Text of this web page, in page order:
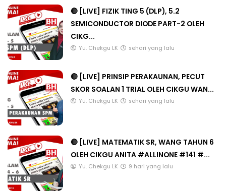
🔴 [LIVE] FIZIK TING 5 (DLP), 5.2
SEMICONDUCTOR DIODE PART-2 OLEH
CIKG...
Yu. Chekgu LK sehari yang lalu
🔴 [LIVE] PRINSIP PERAKAUNAN, PECUT
SKOR SOALAN 1 TRIAL OLEH CIKGU WAN...
Yu. Chekgu LK sehari yang lalu
🔴 [LIVE] MATEMATIK SR, WANG TAHUN 6
OLEH CIKGU ANITA #ALLINONE #141 #...
Yu. Chekgu LK 9 hari yang lalu